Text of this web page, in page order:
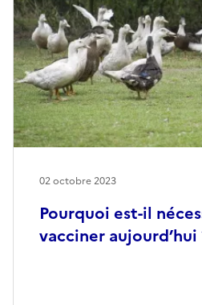
Pourquoi est-il
vacciner aujourd’hui
02 octobre 2023